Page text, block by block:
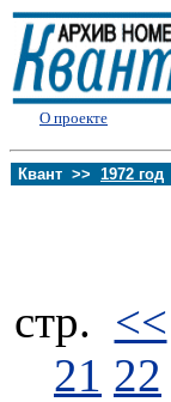
О проекте
Квант >> 1972 год
стp. <<
21 22